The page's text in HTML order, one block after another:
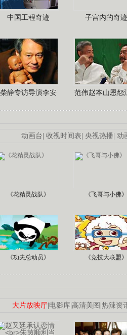
中国工程奇迹 子宫内的奇迹
柴静专访导演李安 范伟赵本山恩怨
动画台| 收视时间表| 央视热播| 动
《花精灵战队》 《飞哥与小佛》
《功夫总动员》 《竞技大联盟》
大片放映厅|电影库|高清美图 |热辣资